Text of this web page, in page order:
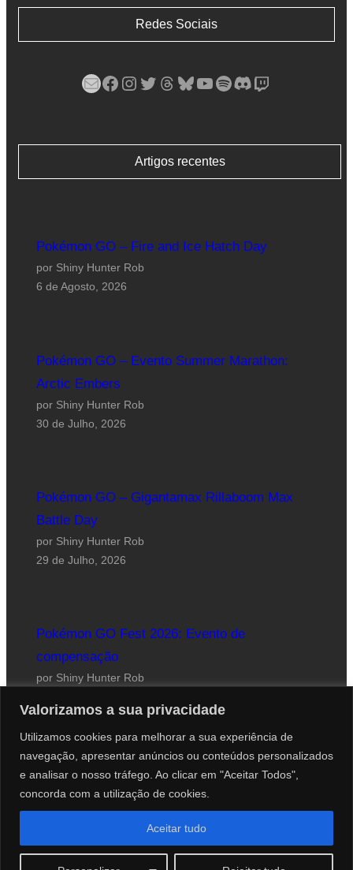
Valorizamos a sua privacidade
Utilizamos cookies para melhorar a sua experiência de
navegação, apresentar anúncios ou conteúdos personalizados
e analisar o nosso tráfego. Ao clicar em "Aceitar Todos",
concorda com a utilização de cookies.
Aceitar tudo
Redes Sociais
Mail Facebook Instagram Twitter Threads Bluesky YouTube Spotify Discord Twitch
Artigos recentes
Pokémon GO – Fire and Ice Hatch Day
por Shiny Hunter Rob
6 de Agosto, 2026
Pokémon GO – Evento Summer Marathon:
Arctic Embers
por Shiny Hunter Rob
30 de Julho, 2026
Pokémon GO – Gigantamax Rillaboom Max
Battle Day
por Shiny Hunter Rob
29 de Julho, 2026
Pokémon GO Fest 2026: Evento de
compensação
por Shiny Hunter Rob
Website desenhado por Roberto Coutinho
© 2012-2026 PokéCenter Blog